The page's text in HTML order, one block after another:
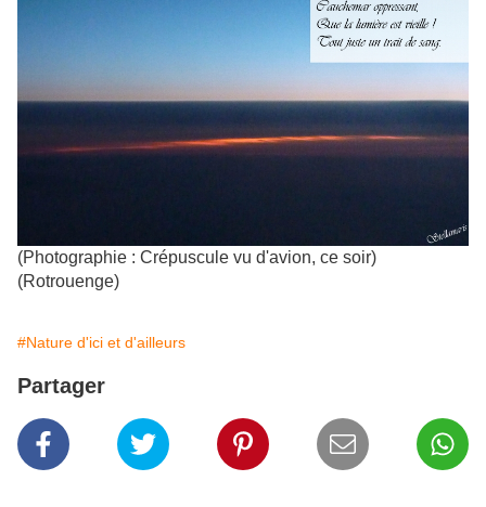
(Photographie : Crépuscule vu d'avion, ce soir)
(Rotrouenge)
#Nature d'ici et d'ailleurs
Partager